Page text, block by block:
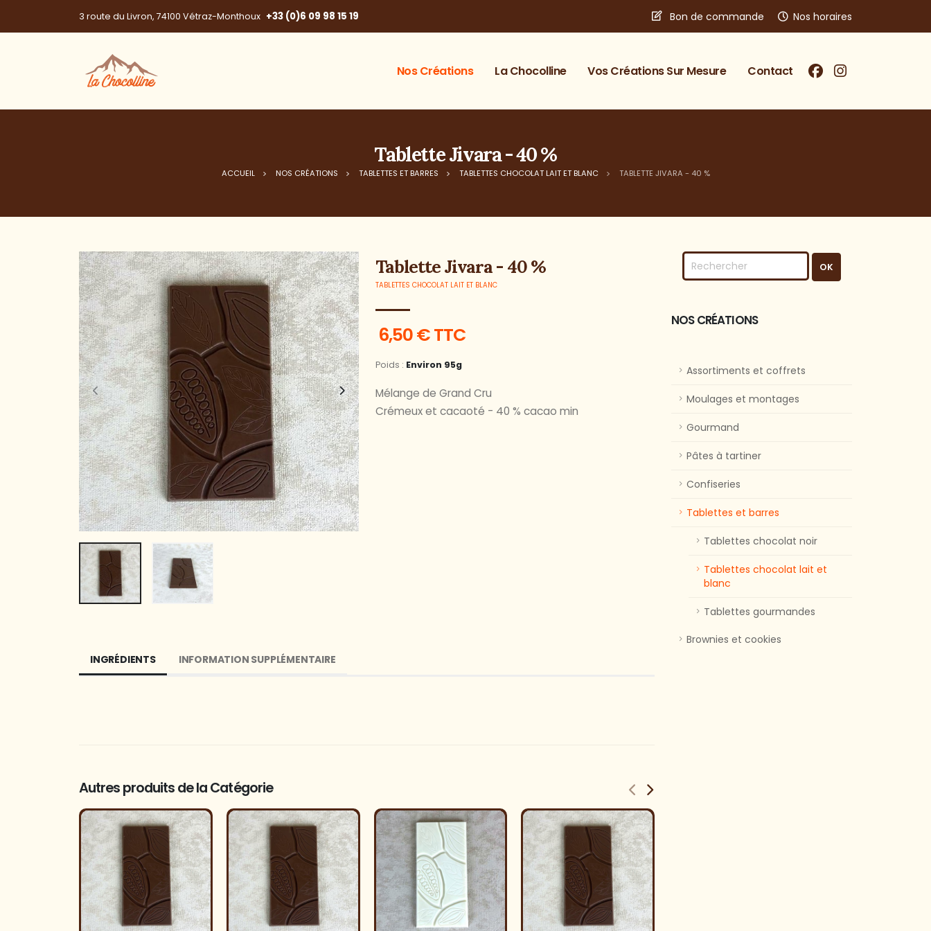
3 route du Livron, 74100 Vétraz-Monthoux +33 (0)6 09 98 15 19 Bon de commande Nos horaires
Nos Créations La Chocolline Vos Créations Sur Mesure Contact
Tablette Jivara - 40 %
ACCUEIL NOS CRÉATIONS TABLETTES ET BARRES TABLETTES CHOCOLAT LAIT ET BLANC TABLETTE JIVARA - 40 %
Tablette Jivara - 40 %
TABLETTES CHOCOLAT LAIT ET BLANC
6,50 € TTC
Poids : Environ 95g
Mélange de Grand Cru
Crémeux et cacaoté - 40 % cacao min
INGRÉDIENTS INFORMATION SUPPLÉMENTAIRE
Autres produits de la Catégorie
NOS CRÉATIONS
Assortiments et coffrets
Moulages et montages
Gourmand
Pâtes à tartiner
Confiseries
Tablettes et barres
Tablettes chocolat noir
Tablettes chocolat lait et
blanc
Tablettes gourmandes
Brownies et cookies